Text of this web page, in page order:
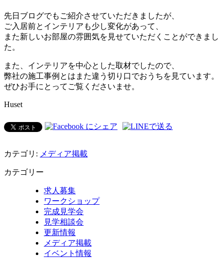
先日ブログでもご紹介させていただきましたが、
ご入居前とインテリアも少し変化があって、
また新しいお部屋の雰囲気を見せていただくことができまし
た。
また、インテリアを中心とした取材でしたので、
弊社の施工事例とはまた違う切り口でおうちを見ています。
ぜひお手にとってご覧くださいませ。
Huset
カテゴリ: メディア掲載
カテゴリー
求人募集
ワークショップ
完成見学会
見学相談会
更新情報
メディア掲載
イベント情報